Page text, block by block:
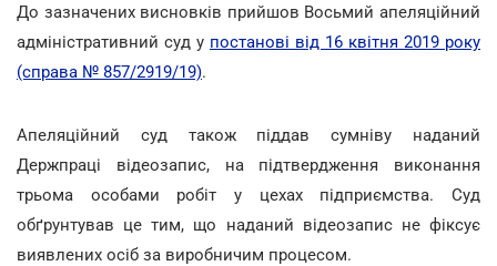
До зазначених висновків прийшов Восьмий апеляційний
адміністративний суд у постанові від 16 квітня 2019 року
(справа № 857/2919/19).
Апеляційний суд також піддав сумніву наданий
Держпраці відеозапис, на підтвердження виконання
трьома особами робіт у цехах підприємства. Суд
обґрунтував це тим, що наданий відеозапис не фіксує
виявлених осіб за виробничим процесом.